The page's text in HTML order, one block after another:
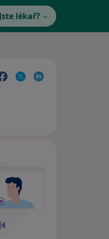
Jste lékař?